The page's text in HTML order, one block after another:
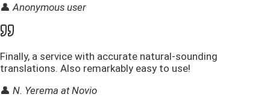
👤 Anonymous user
Finally, a service with accurate natural-sounding
translations. Also remarkably easy to use!
👤 N. Yerema at Novio